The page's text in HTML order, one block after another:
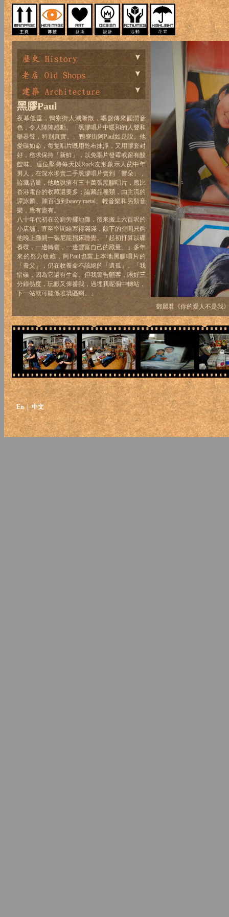
黑膠Paul
夜幕低垂，鴨寮街人潮漸散，唱盤傳來圓潤音
色，令人陣陣感動。「黑膠唱片中暖和的人聲和
樂器聲，特別真實。」鴨寮街阿Paul如是說。他
愛碟如命，每隻唱片既用乾布抹淨，又用膠套封
好，務求保持「新鮮」，以免唱片發霉或留有酸
餿味。這位堅持每天以Rock友形象示人的中年
男人，在深水埗賣二手黑膠唱片賣到「響朵」，
論藏品量，他敢說擁有三十萬張黑膠唱片，應比
香港電台的收藏還要多；論藏品種類，由主流的
譚詠麟、陳百強到heavy metal、輕音樂和另類音
樂，應有盡有。
八十年代初在公廁旁擺地攤，後來搬上六百呎的
小店舖，直至空間給塞得滿滿，餘下的空間只夠
他晚上攤開一張尼龍摺床睡覺。「起初打算以碟
養碟，一邊轉賣，一邊豐富自己的藏量。」多年
來的努力收藏，阿Paul也當上本地黑膠唱片的
「養父」，仍在收養命不該絕的「遺孤」。「我
惜碟，因為它還有生命。但我警告顧客，唔好三
分鐘熱度，玩厭又俾番我，過埋我呢個中轉站，
下一站就可能係堆填區喇。」
鄧麗君《你的愛人不是我》
En| 中文